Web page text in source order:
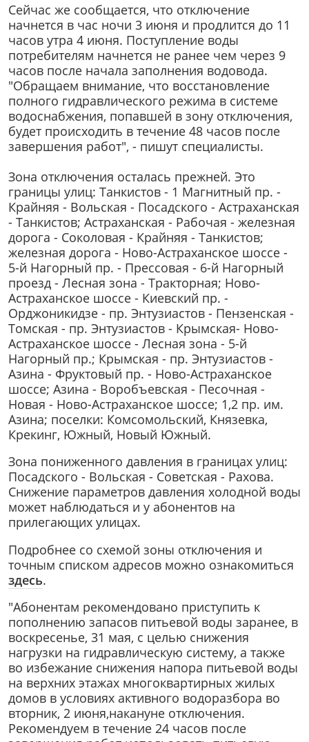
Сейчас же сообщается, что отключение
начнется в час ночи 3 июня и продлится до 11
часов утра 4 июня. Поступление воды
потребителям начнется не ранее чем через 9
часов после начала заполнения водовода.
"Обращаем внимание, что восстановление
полного гидравлического режима в системе
водоснабжения, попавшей в зону отключения,
будет происходить в течение 48 часов после
завершения работ", - пишут специалисты.
Зона отключения осталась прежней. Это
границы улиц: Танкистов - 1 Магнитный пр. -
Крайняя - Вольская - Посадского - Астраханская
- Танкистов; Астраханская - Рабочая - железная
дорога - Соколовая - Крайняя - Танкистов;
железная дорога - Ново-Астраханское шоссе -
5-й Нагорный пр. - Прессовая - 6-й Нагорный
проезд - Лесная зона - Тракторная; Ново-
Астраханское шоссе - Киевский пр. -
Орджоникидзе - пр. Энтузиастов - Пензенская -
Томская - пр. Энтузиастов - Крымская- Ново-
Астраханское шоссе - Лесная зона - 5-й
Нагорный пр.; Крымская - пр. Энтузиастов -
Азина - Фруктовый пр. - Ново-Астраханское
шоссе; Азина - Воробъевская - Песочная -
Новая - Ново-Астраханское шоссе; 1,2 пр. им.
Азина; поселки: Комсомольский, Князевка,
Крекинг, Южный, Новый Южный.
Зона пониженного давления в границах улиц:
Посадского - Вольская - Советская - Рахова.
Снижение параметров давления холодной воды
может наблюдаться и у абонентов на
прилегающих улицах.
Подробнее со схемой зоны отключения и
точным списком адресов можно ознакомиться
здесь.
"Абонентам рекомендовано приступить к
пополнению запасов питьевой воды заранее, в
воскресенье, 31 мая, с целью снижения
нагрузки на гидравлическую систему, а также
во избежание снижения напора питьевой воды
на верхних этажах многоквартирных жилых
домов в условиях активного водоразбора во
вторник, 2 июня,накануне отключения.
Рекомендуем в течение 24 часов после